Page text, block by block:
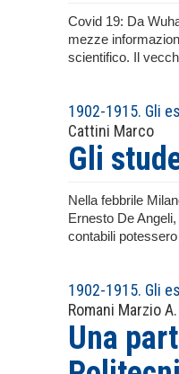
Covid 19: Da
mezze
scientifico. Il
1902-1915. Gli
Cattini Marco
Gli
Nella febbrile
Ernesto De
contabili
1902-1915. Gli
Romani Marzio A.
Una